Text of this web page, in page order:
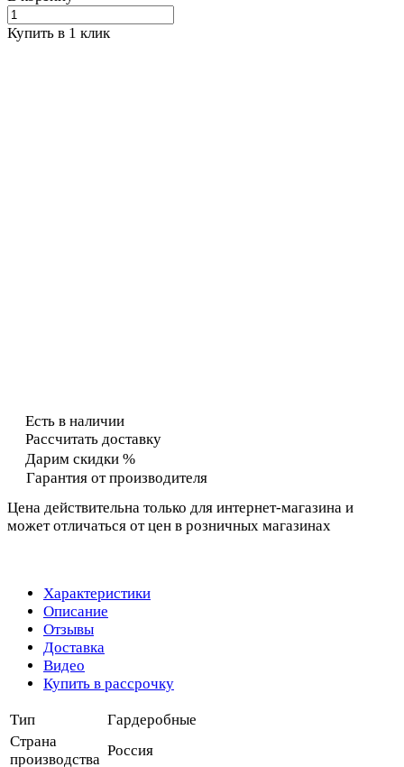
Купить в 1 клик
Есть в наличии
Рассчитать доставку
Дарим скидки %
Гарантия от производителя
Цена действительна только для интернет-магазина и
может отличаться от цен в розничных магазинах
Характеристики
Описание
Отзывы
Доставка
Видео
Купить в рассрочку
Тип
Гардеробные
Страна
производства
Россия